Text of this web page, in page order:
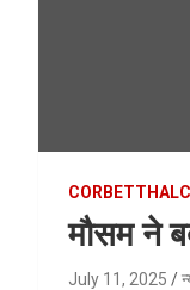
मौसम ने
July 11, 2025